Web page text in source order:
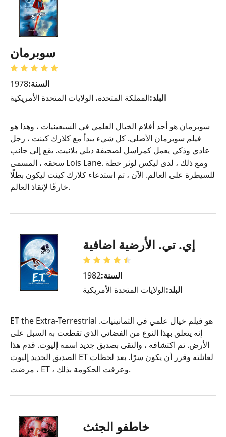
سوبرمان
السنة:1978
البلد:المملكة المتحدة، الولايات المتحدة الأمريكية
سوبرمان هو أحد أفلام الخيال العلمي في السبعينيات ، وهذا هو
فيلم سوبرمان الأصلي. كل شيء يبدأ مع كلارك كينت ، رجل
عادي وذكي يعمل كمراسل لصحيفة ديلي بلانيت. يقع إلى جانب
سحقه ، المسمى Lois Lane. ومع ذلك ، لدى ليكس لوثر خطة
للسيطرة على العالم. الآن ، تم استدعاء كلارك كينت ليكون بطلًا
خارقًا لإنقاذ العالم.
إي. تي. الأرضية اضافية
السنة:1982
البلد:الولايات المتحدة الأمريكية
ET the Extra-Terrestrial هو فيلم خيال علمي في الثمانينيات.
إنه يتعلق بهذا النوع من الفضائي الذي تقطعت به السبل على
الأرض. تم اكتشافه ، والتقى بصديق جديد اسمه إليوت. قدم هذا
الصديق الجديد إليوت ET لعائلته وقرر أن يكون سرًا. بعد لحظات
، مرضت ET ، وعرفت الحكومة بذلك.
خاطفو الجثث